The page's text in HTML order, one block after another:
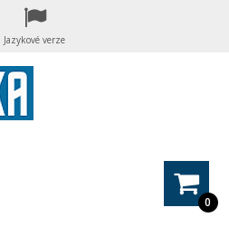
0
Jazykové verze